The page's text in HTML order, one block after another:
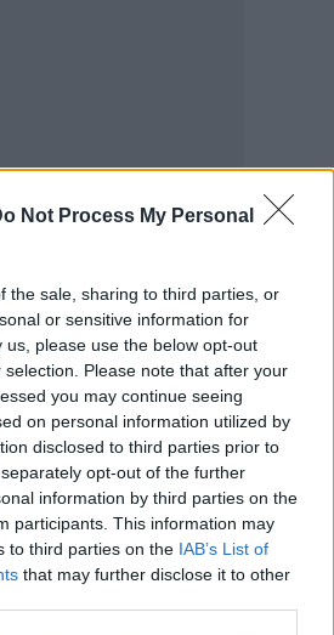
Not Process My Personal
the sale, sharing to third parties, or
or sensitive information for
please use the below opt-out
Please note that after your
you may continue seeing
on personal information utilized by
disclosed to third parties prior to
opt-out of the further
information by third parties on the
participants. This information may
to third parties on the IAB’s List of
that may further disclose it to other
Ρέινολντς για την
το στοιχείο του μύθου. Οι
Ρέινολντς ήταν η «αθώα», η
ο Φίσερ απλώς… κομπάρσος
Κανείς δεν έγραψε tweets·
τον Ρίτσαρντ Μπάρτον
με το πέρασμα των
μεταξύ της Τέιλορ Σουίφτ